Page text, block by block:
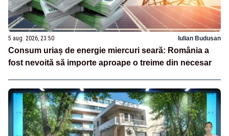
5 aug. 2026, 23:50 Iulian Budusan
Consum uriaș de energie miercuri seară: România a
fost nevoită să importe aproape o treime din necesar